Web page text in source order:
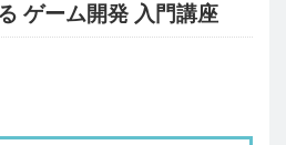
ゲーム開発 入門講座